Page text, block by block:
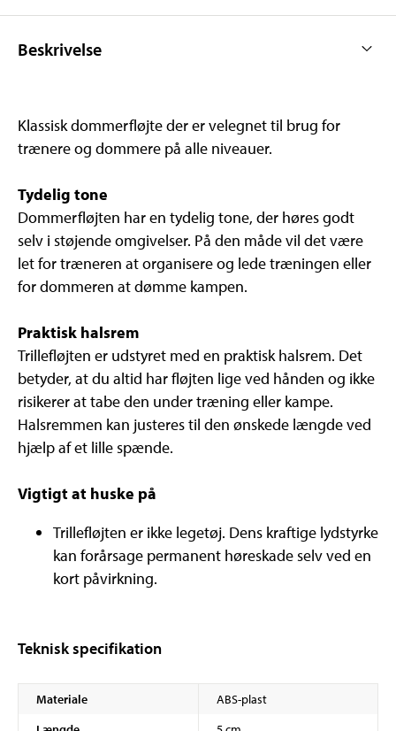
Beskrivelse
Klassisk dommerfløjte der er velegnet til brug for
trænere og dommere på alle niveauer.
Tydelig tone
Dommerfløjten har en tydelig tone, der høres godt
selv i støjende omgivelser. På den måde vil det være
let for træneren at organisere og lede træningen eller
for dommeren at dømme kampen.
Praktisk halsrem
Trillefløjten er udstyret med en praktisk halsrem. Det
betyder, at du altid har fløjten lige ved hånden og ikke
risikerer at tabe den under træning eller kampe.
Halsremmen kan justeres til den ønskede længde ved
hjælp af et lille spænde.
Vigtigt at huske på
Trillefløjten er ikke legetøj. Dens kraftige lydstyrke
kan forårsage permanent høreskade selv ved en
kort påvirkning.
Teknisk specifikation
Materiale
ABS-plast